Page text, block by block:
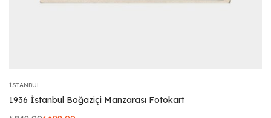
İSTANBUL
1936 İstanbul Boğaziçi Manzarası Fotokart